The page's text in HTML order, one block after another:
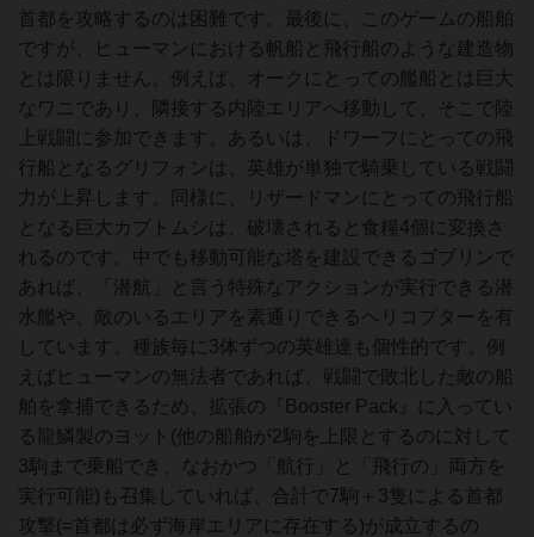
首都を攻略するのは困難です。最後に、このゲームの船舶
ですが、ヒューマンにおける帆船と飛行船のような建造物
とは限りません。例えば、オークにとっての艦船とは巨大
なワニであり、隣接する内陸エリアへ移動して、そこで陸
上戦闘に参加できます。あるいは、ドワーフにとっての飛
行船となるグリフォンは、英雄が単独で騎乗している戦闘
力が上昇します。同様に、リザードマンにとっての飛行船
となる巨大カブトムシは、破壊されると食糧4個に変換さ
れるのです。中でも移動可能な塔を建設できるゴブリンで
あれば、「潜航」と言う特殊なアクションが実行できる潜
水艦や、敵のいるエリアを素通りできるヘリコプターを有
しています。種族毎に3体ずつの英雄達も個性的です。例
えばヒューマンの無法者であれば、戦闘で敗北した敵の船
舶を拿捕できるため、拡張の『Booster Pack』に入ってい
る龍鱗製のヨット(他の船舶が2駒を上限とするのに対して
3駒まで乗船でき、なおかつ「航行」と「飛行の」両方を
実行可能)も召集していれば、合計で7駒＋3隻による首都
攻撃(=首都は必ず海岸エリアに存在する)が成立するの